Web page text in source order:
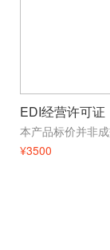
EDI经营许可证
¥3500